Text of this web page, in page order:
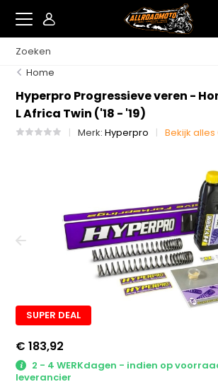
Home
Hyperpro Progressieve veren -
L Africa Twin ('18 - '19)
Merk:Hyperpro Bekijk alles
SUPER DEAL
€ 183,92
2 - 4 WERKdagen - indien op
leverancier